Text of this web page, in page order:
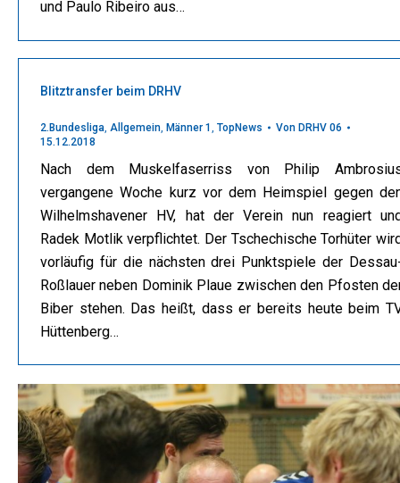
und Paulo Ribeiro aus…
Blitztransfer beim DRHV
2.Bundesliga Allgemein Männer 1 TopNews Von DRHV 06
15.12.2018
Nach dem Muskelfaserriss von Philip
vergangene Woche kurz vor dem Heimspiel gegen
Wilhelmshavener HV, hat der Verein nun reagiert
Radek Motlik verpflichtet. Der Tschechische Torhüter
vorläufig für die nächsten drei Punktspiele der
Roßlauer neben Dominik Plaue zwischen den Pfosten
Biber stehen. Das heißt, dass er bereits heute beim
Hüttenberg…